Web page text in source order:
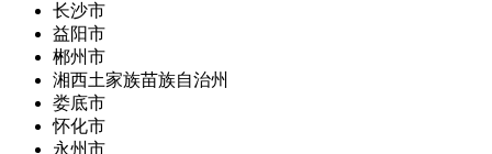
长沙市
益阳市
郴州市
湘西土家族苗族自治州
娄底市
怀化市
永州市